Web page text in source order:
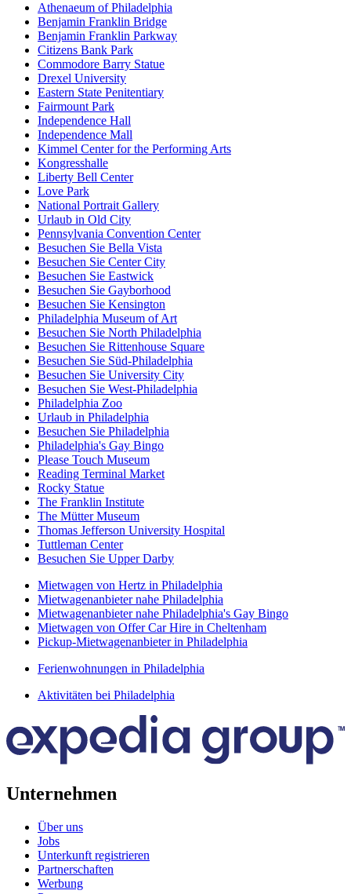
Athenaeum of Philadelphia
Benjamin Franklin Bridge
Benjamin Franklin Parkway
Citizens Bank Park
Commodore Barry Statue
Drexel University
Eastern State Penitentiary
Fairmount Park
Independence Hall
Independence Mall
Kimmel Center for the Performing Arts
Kongresshalle
Liberty Bell Center
Love Park
National Portrait Gallery
Urlaub in Old City
Pennsylvania Convention Center
Besuchen Sie Bella Vista
Besuchen Sie Center City
Besuchen Sie Eastwick
Besuchen Sie Gayborhood
Besuchen Sie Kensington
Philadelphia Museum of Art
Besuchen Sie North Philadelphia
Besuchen Sie Rittenhouse Square
Besuchen Sie Süd-Philadelphia
Besuchen Sie University City
Besuchen Sie West-Philadelphia
Philadelphia Zoo
Urlaub in Philadelphia
Besuchen Sie Philadelphia
Philadelphia's Gay Bingo
Please Touch Museum
Reading Terminal Market
Rocky Statue
The Franklin Institute
The Mütter Museum
Thomas Jefferson University Hospital
Tuttleman Center
Besuchen Sie Upper Darby
Mietwagen von Hertz in Philadelphia
Mietwagenanbieter nahe Philadelphia
Mietwagenanbieter nahe Philadelphia's Gay Bingo
Mietwagen von Offer Car Hire in Cheltenham
Pickup-Mietwagenanbieter in Philadelphia
Ferienwohnungen in Philadelphia
Aktivitäten bei Philadelphia
Unternehmen
Über uns
Jobs
Unterkunft registrieren
Partnerschaften
Werbung